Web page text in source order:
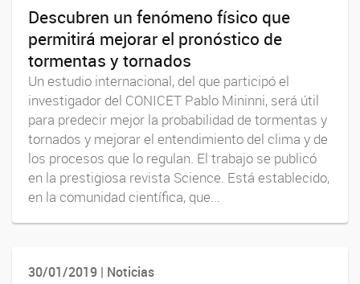
Descubren un fenómeno físico que
permitirá mejorar el pronóstico de
tormentas y tornados
Un estudio internacional, del que participó el
investigador del CONICET Pablo Mininni, será útil
para predecir mejor la probabilidad de tormentas y
tornados y mejorar el entendimiento del clima y de
los procesos que lo regulan. El trabajo se publicó
en la prestigiosa revista Science. Está establecido,
en la comunidad científica, que...
30/01/2019 | Noticias